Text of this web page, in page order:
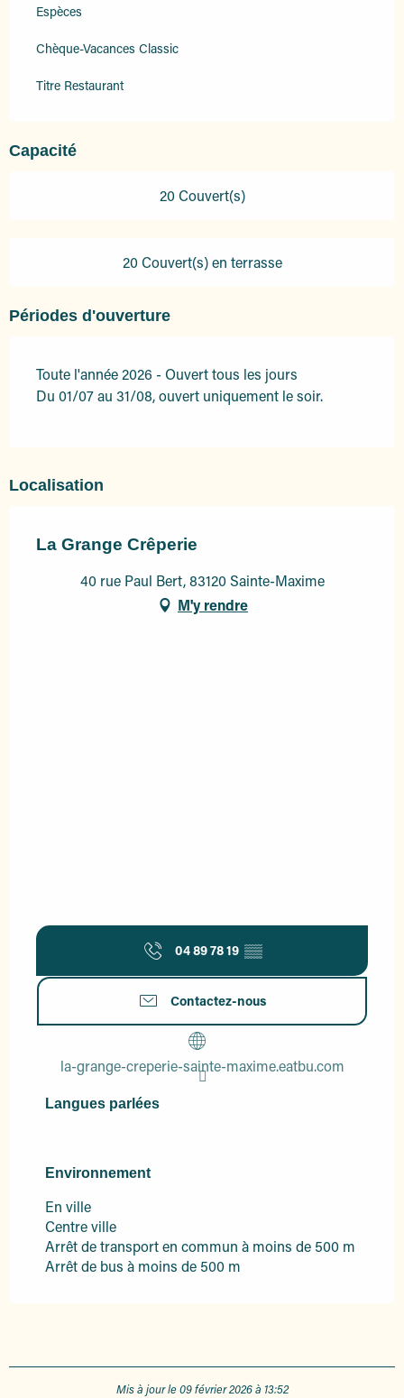
Espèces
Chèque-Vacances Classic
Titre Restaurant
Capacité
20 Couvert(s)
20 Couvert(s) en terrasse
Périodes d'ouverture
Toute l'année 2026 - Ouvert tous les jours
Du 01/07 au 31/08, ouvert uniquement le soir.
Localisation
La Grange Crêperie
40 rue Paul Bert, 83120 Sainte-Maxime
M'y rendre
04 89 78 19 ▒▒
Contactez-nous
la-grange-creperie-sainte-maxime.eatbu.com
Langues parlées
Langues parlées
Environnement
Environnement
En ville
Centre ville
Arrêt de transport en commun à moins de 500 m
Arrêt de bus à moins de 500 m
Mis à jour le 09 février 2026 à 13:52